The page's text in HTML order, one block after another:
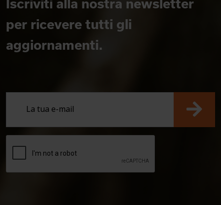
Iscriviti alla nostra newsletter
per ricevere tutti gli
aggiornamenti.